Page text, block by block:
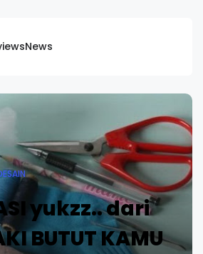
News
yukzz.. dari
BUTUT KAMU